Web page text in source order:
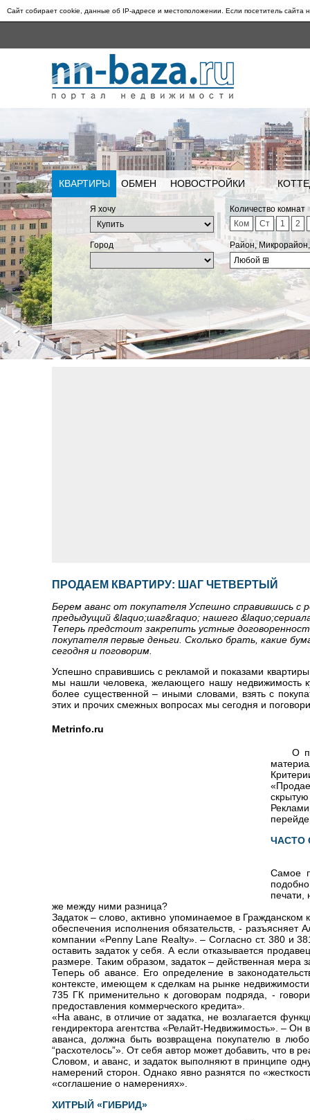
Сайт собирает cookie, данные об IP-адресе и местоположении. Если посетитель сайта
КВАРТИРЫ ОБМЕН НОВОСТРОЙКИ
Я хочу
Количество комнат
Ком
Ст 1 2
Город
Район,
Любой ⊞
ПРОДАЕМ КВАРТИРУ: ШАГ ЧЕТВЕРТЫЙ
Берем аванс от покупателя Успешно справившись
предыдущий &laquo;шаг&raquo; нашего
Теперь предстоит закрепить устные
покупателя первые деньги. Сколько брать, какие
сегодня и поговорим.
Успешно справившись с рекламой и показами
мы нашли человека, желающего нашу недвижимость
более существенной – иными словами, взять с
этих и прочих смежных вопросах мы сегодня и
Metrinfo.ru
О
ЧАСТО
Самое
печати,
же между ними разница?
Задаток – слово, активно упоминаемое в Гражданском
обеспечения исполнения обязательств, - разъясняет
компании «Penny Lane Realty». – Согласно ст. 380 и
оставить задаток у себя. А если отказывается
размере. Таким образом, задаток – действенная мера
Теперь об авансе. Его определение в
контексте, имеющем к сделкам на рынке
735 ГК применительно к договорам подряда, -
предоставления коммерческого кредита».
«На аванс, в отличие от задатка, не возлагается
гендиректора агентства «Релайт-Недвижимость». –
аванса, должна быть возвращена покупателю в
“расхотелось”». От себя автор может добавить, что в
Словом, и аванс, и задаток выполняют в принципе
намерений сторон. Однако явно разнятся по
«соглашение о намерениях».
ХИТРЫЙ «ГИБРИД»